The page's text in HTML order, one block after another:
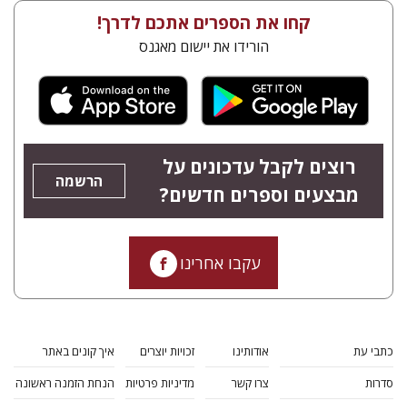
קחו את הספרים אתכם לדרך!
הורידו את יישום מאגנס
רוצים לקבל עדכונים על
מבצעים וספרים חדשים?
הרשמה
עקבו אחרינו
כתבי עת
סדרות
אודותינו
צרו קשר
זכויות יוצרים
מדיניות פרטיות
איך קונים באתר
הנחת הזמנה ראשונה